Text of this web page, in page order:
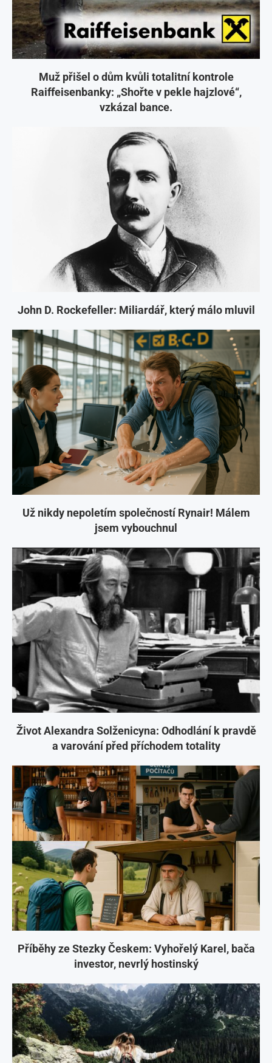
Muž přišel o dům kvůli totalitní kontrole
Raiffeisenbanky: „Shořte v pekle hajzlové“,
vzkázal bance.
John D. Rockefeller: Miliardář, který málo mluvil
Už nikdy nepoletím společností Rynair! Málem
jsem vybouchnul
Život Alexandra Solženicyna: Odhodlání k pravdě
a varování před příchodem totality
Příběhy ze Stezky Českem: Vyhořelý Karel, bača
investor, nevrlý hostinský